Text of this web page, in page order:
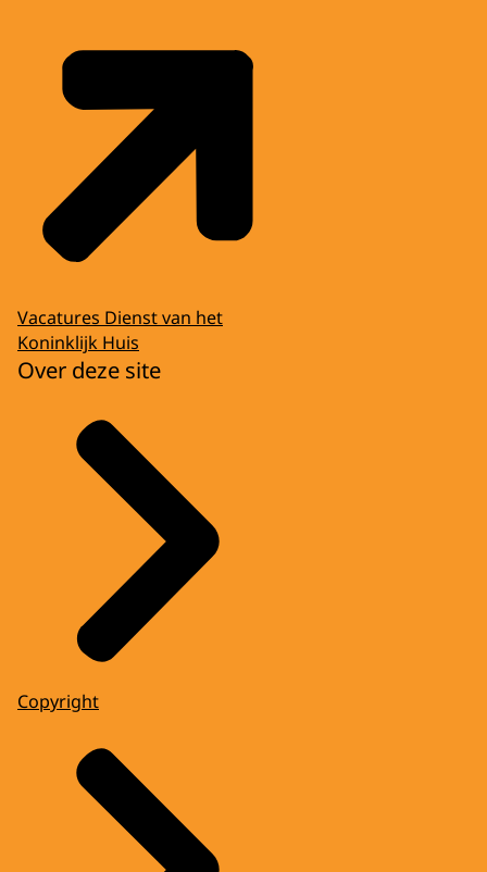
Vacatures Dienst van het
Koninklijk Huis
Over deze site
Copyright